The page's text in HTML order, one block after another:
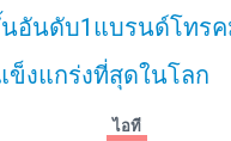
นอันดับ1แบรนด์โทร
ข็งแกร่งที่สุดในโลก
ไอที